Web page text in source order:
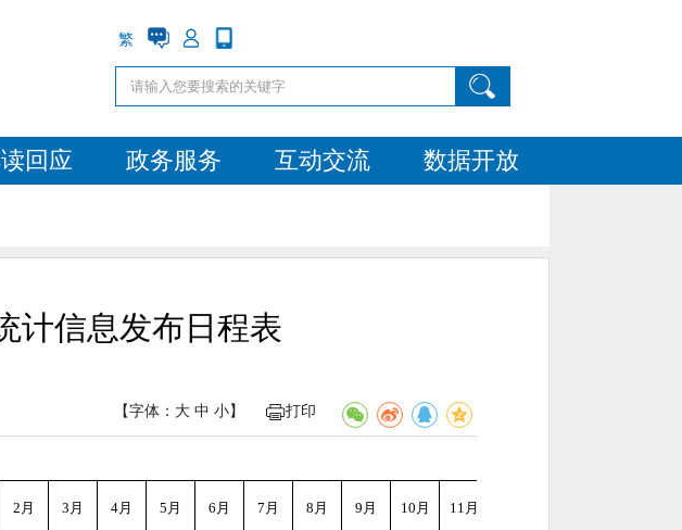
繁
回应 政务服务 互动交流 数据开放
计信息发布日程表
【字体： 大 中 小】 打印
2月 3月 4月 5月 6月 7月 8月 9月 10月 11月